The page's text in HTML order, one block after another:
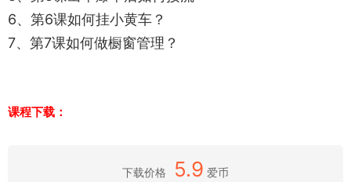
6、第6课如何挂小黄车？
7、第7课如何做橱窗管理？
课程下载：
下载价格 5.9 爱币